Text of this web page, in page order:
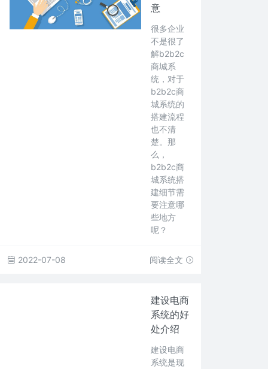
意
很多企业
不是很了
解b2b2c
商城系
统，对于
b2b2c商
城系统的
搭建流程
也不清
楚。那
么，
b2b2c商
城系统搭
建细节需
要注意哪
些地方
呢？
2022-07-08 阅读全文
建设电商
系统的好
处介绍
建设电商
系统是现